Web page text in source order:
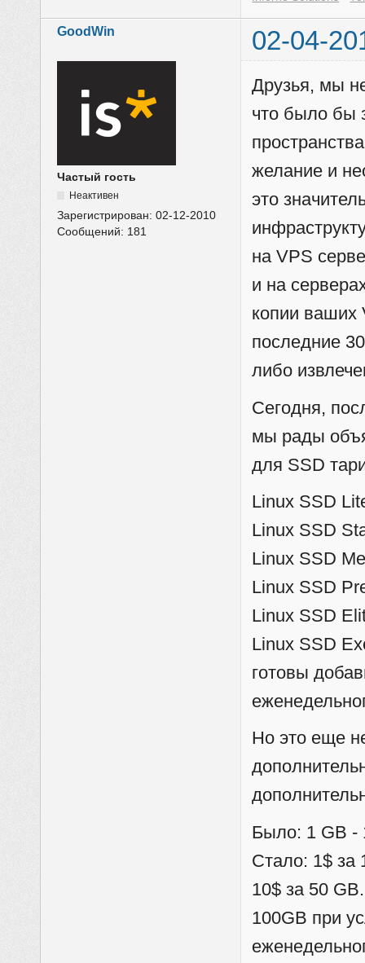
GoodWin 02-04-
Частый гость
Неактивен
Зарегистрирован:02-12-2010
Сообщений: 181
Друзья, мы
что было бы
желание и
это
на VPS
и на
копии ваших
последние
либо
Сегодня,
мы рады
для SSD
Linux SSD
Linux SSD
Linux SSD
Linux SSD
Linux SSD
Linux SSD
готовы
Но это еще
Было: 1 GB -
Стало: 1$ за
10$ за 50
100GB при